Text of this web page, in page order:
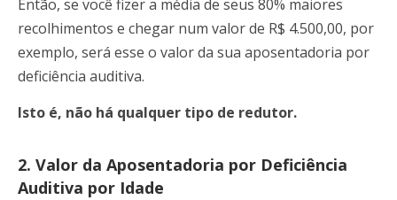
Então, se você fizer a média de seus 80% maiores
recolhimentos e chegar num valor de R$ 4.500,00, por
exemplo, será esse o valor da sua aposentadoria por
deficiência auditiva.
Isto é, não há qualquer tipo de redutor.
2. Valor da Aposentadoria por Deficiência
Auditiva por Idade